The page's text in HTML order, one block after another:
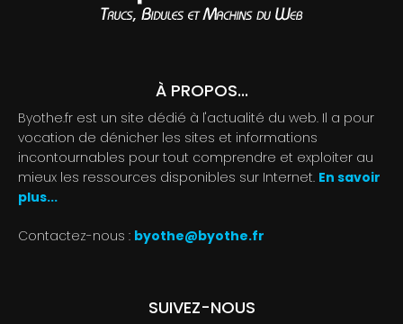
À PROPOS...
Byothe.fr est un site dédié à l'actualité du web. Il a pour
vocation de dénicher les sites et informations
incontournables pour tout comprendre et exploiter au
mieux les ressources disponibles sur Internet. En savoir
plus...
Contactez-nous : byothe@byothe.fr
SUIVEZ-NOUS